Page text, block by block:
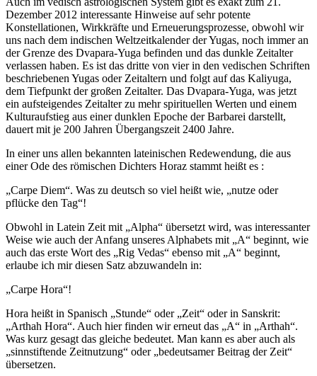
Dezember 2012 interessante Hinweise auf sehr potente
Konstellationen, Wirkkräfte und Erneuerungsprozesse, obwohl wir
uns nach dem indischen Weltzeitkalender der Yugas, noch immer an
der Grenze des Dvapara-Yuga befinden und das dunkle Zeitalter
verlassen haben. Es ist das dritte von vier in den vedischen Schriften
beschriebenen Yugas oder Zeitaltern und folgt auf das Kaliyuga,
dem Tiefpunkt der großen Zeitalter. Das Dvapara-Yuga, was jetzt
ein aufsteigendes Zeitalter zu mehr spirituellen Werten und einem
Kulturaufstieg aus einer dunklen Epoche der Barbarei darstellt,
dauert mit je 200 Jahren Übergangszeit 2400 Jahre.
In einer uns allen bekannten lateinischen Redewendung, die aus
einer Ode des römischen Dichters Horaz stammt heißt es :
„Carpe Diem“. Was zu deutsch so viel heißt wie, „nutze oder
pflücke den Tag“!
Obwohl in Latein Zeit mit „Alpha“ übersetzt wird, was interessanter
Weise wie auch der Anfang unseres Alphabets mit „A“ beginnt, wie
auch das erste Wort des „Rig Vedas“ ebenso mit „A“ beginnt,
erlaube ich mir diesen Satz abzuwandeln in:
„Carpe Hora“!
Hora heißt in Spanisch „Stunde“ oder „Zeit“ oder in Sanskrit:
„Arthah Hora“. Auch hier finden wir erneut das „A“ in „Arthah“.
Was kurz gesagt das gleiche bedeutet. Man kann es aber auch als
„sinnstiftende Zeitnutzung“ oder „bedeutsamer Beitrag der Zeit“
übersetzen.